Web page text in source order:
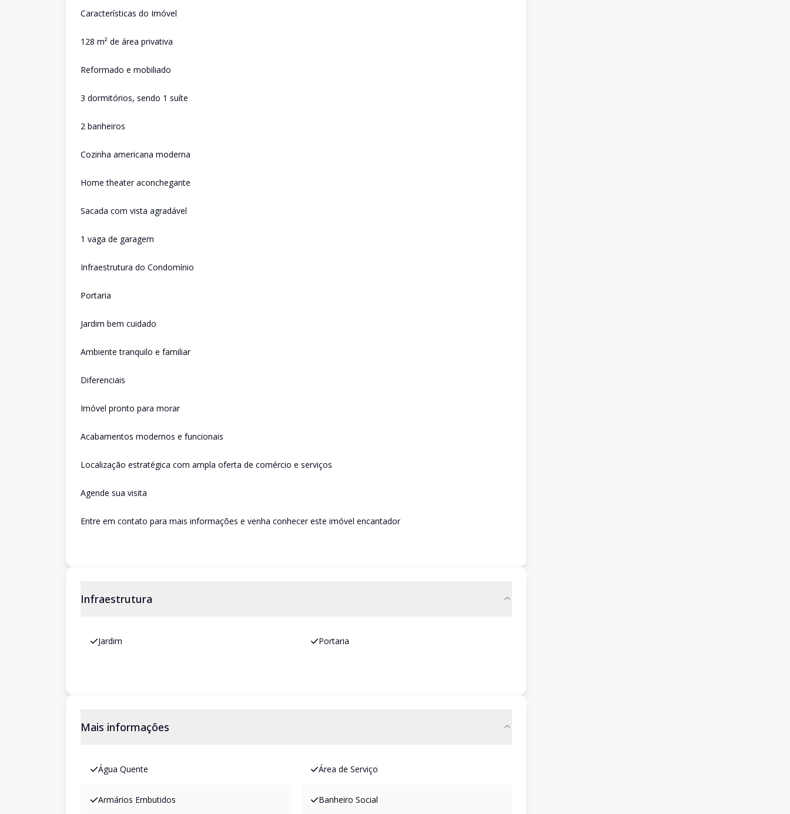
Características do Imóvel
128 m² de área privativa
Reformado e mobiliado
3 dormitórios, sendo 1 suíte
2 banheiros
Cozinha americana moderna
Home theater aconchegante
Sacada com vista agradável
1 vaga de garagem
Infraestrutura do Condomínio
Portaria
Jardim bem cuidado
Ambiente tranquilo e familiar
Diferenciais
Imóvel pronto para morar
Acabamentos modernos e funcionais
Localização estratégica com ampla oferta de comércio e serviços
Agende sua visita
Entre em contato para mais informações e venha conhecer este imóvel encantador
Infraestrutura
Jardim Portaria
Mais informações
Água Quente Área de Serviço
Armários Embutidos Banheiro Social